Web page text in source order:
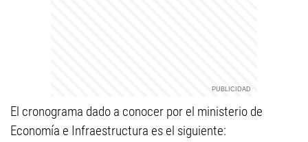
El cronograma dado a conocer por el ministerio de
Economía e Infraestructura es el siguiente: